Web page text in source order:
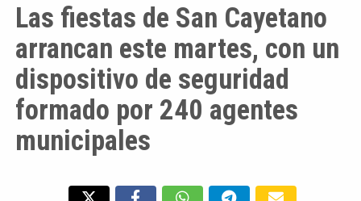
Las fiestas de San Cayetano
arrancan este martes, con un
dispositivo de seguridad
formado por 240 agentes
municipales